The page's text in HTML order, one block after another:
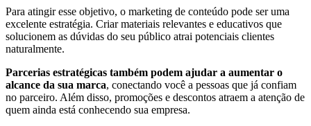
Para atingir esse objetivo, o marketing de conteúdo pode ser uma
excelente estratégia. Criar materiais relevantes e educativos que
solucionem as dúvidas do seu público atrai potenciais clientes
naturalmente.
Parcerias estratégicas também podem ajudar a aumentar o
alcance da sua marca, conectando você a pessoas que já confiam
no parceiro. Além disso, promoções e descontos atraem a atenção de
quem ainda está conhecendo sua empresa.